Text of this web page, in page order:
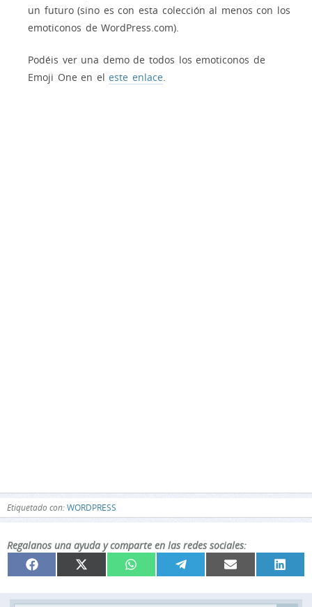
un futuro (sino es con esta colección al menos con los
emoticonos de WordPress.com).
Podéis ver una demo de todos los emoticonos de
Emoji One en eleste enlace
Etiquetado con:WORDPRESS
Regalanos una ayuda y comparte en las redes sociales:
Compartir
en
Facebook Compartir
en
X
(Twitter)
Compartir
en
WhatsApp Compartir
en
Compartir
en
Email
en